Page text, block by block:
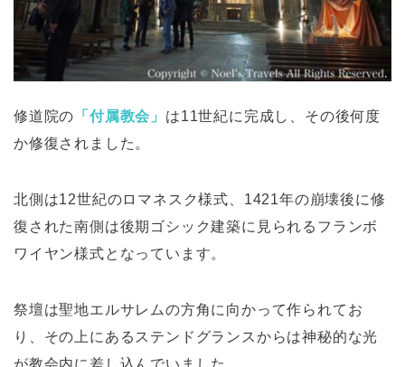
修道院の 「付属教会」 は11世紀に完成し、その後何度
か修復されました。
北側は12世紀のロマネスク様式、1421年の崩壊後に修
復された南側は後期ゴシック建築に見られるフランボ
ワイヤン様式となっています。
祭壇は聖地エルサレムの方角に向かって作られてお
り、その上にあるステンドグランスからは神秘的な光